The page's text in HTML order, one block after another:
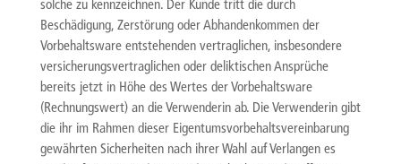
solche zu kennzeichnen. Der Kunde tritt die durch
Beschädigung, Zerstörung oder Abhandenkommen der
Vorbehaltsware entstehenden vertraglichen, insbesondere
versicherungsvertraglichen oder deliktischen Ansprüche
bereits jetzt in Höhe des Wertes der Vorbehaltsware
(Rechnungswert) an die Verwenderin ab. Die Verwenderin gibt
die ihr im Rahmen dieser Eigentumsvorbehaltsvereinbarung
gewährten Sicherheiten nach ihrer Wahl auf Verlangen es